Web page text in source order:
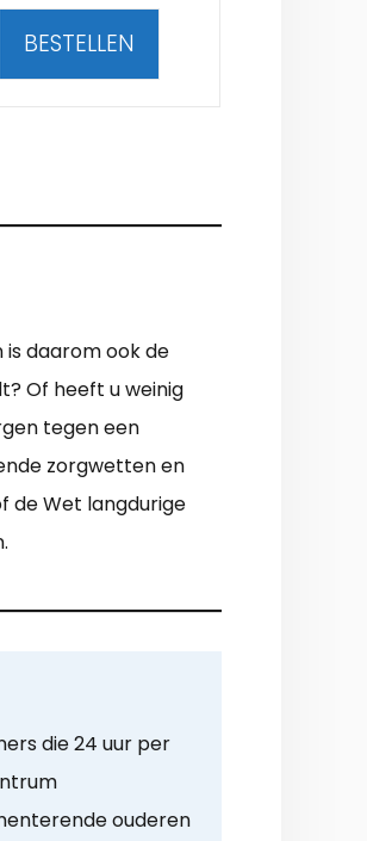
BESTELLEN
daarom ook de
Of heeft u weinig
tegen een
zorgwetten en
de Wet langdurige
die 24 uur per
ouderen